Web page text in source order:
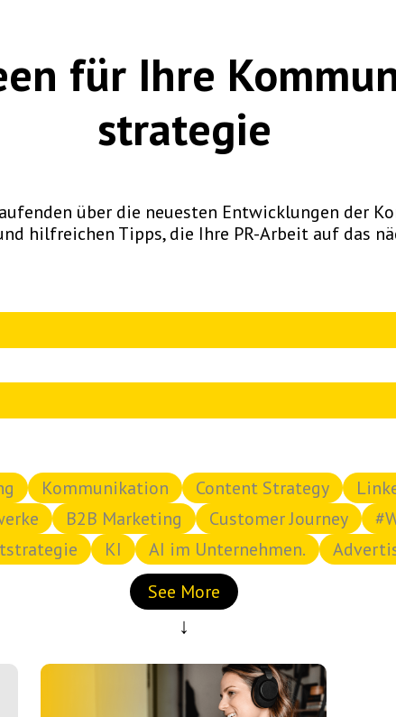
für Ihre
strategie
über die neuesten Entwicklungen der
hilfreichen Tipps, die Ihre PR-Arbeit auf das
Vorschlagsfunktion.
Kommunikation Content Strategy
B2B Marketing Customer Journey
KI AI im Unternehmen.
See More